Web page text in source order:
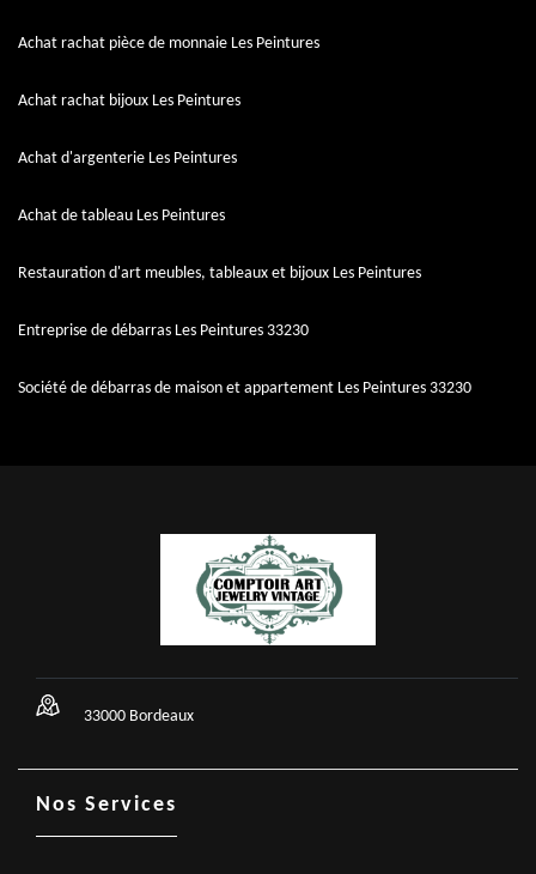
Achat rachat pièce de monnaie Les Peintures
Achat rachat bijoux Les Peintures
Achat d'argenterie Les Peintures
Achat de tableau Les Peintures
Restauration d'art meubles, tableaux et bijoux Les Peintures
Entreprise de débarras Les Peintures 33230
Société de débarras de maison et appartement Les Peintures 33230
33000 Bordeaux
Nos Services